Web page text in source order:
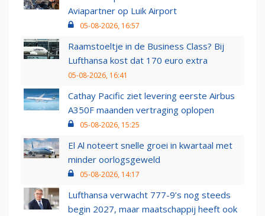
Aviapartner op Luik Airport
05-08-2026, 16:57
Raamstoeltje in de Business Class? Bij
Lufthansa kost dat 170 euro extra
05-08-2026, 16:41
Cathay Pacific ziet levering eerste Airbus
A350F maanden vertraging oplopen
05-08-2026, 15:25
El Al noteert snelle groei in kwartaal met
minder oorlogsgeweld
05-08-2026, 14:17
Lufthansa verwacht 777-9’s nog steeds
begin 2027, maar maatschappij heeft ook